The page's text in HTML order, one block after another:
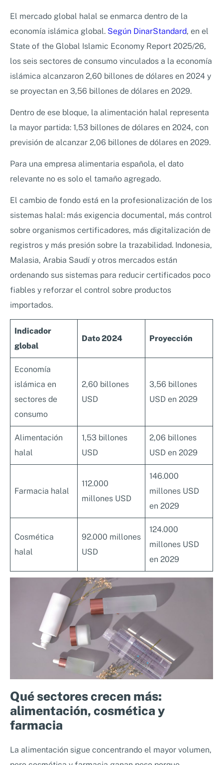
El mercado global halal se enmarca dentro de la
economía islámica global. Según DinarStandard, en el
State of the Global Islamic Economy Report 2025/26,
los seis sectores de consumo vinculados a la economía
islámica alcanzaron 2,60 billones de dólares en 2024 y
se proyectan en 3,56 billones de dólares en 2029.
Dentro de ese bloque, la alimentación halal representa
la mayor partida: 1,53 billones de dólares en 2024, con
previsión de alcanzar 2,06 billones de dólares en 2029.
Para una empresa alimentaria española, el dato
relevante no es solo el tamaño agregado.
El cambio de fondo está en la profesionalización de los
sistemas halal: más exigencia documental, más control
sobre organismos certificadores, más digitalización de
registros y más presión sobre la trazabilidad. Indonesia,
Malasia, Arabia Saudí y otros mercados están
ordenando sus sistemas para reducir certificados poco
fiables y reforzar el control sobre productos
importados.
Indicador
global
Dato 2024 Proyección
Economía
islámica en
sectores de
consumo
2,60 billones
USD
3,56 billones
USD en 2029
Alimentación
halal
1,53 billones
USD
2,06 billones
USD en 2029
Farmacia halal
112.000
millones USD
146.000
millones USD
en 2029
Cosmética
halal
92.000 millones
USD
124.000
millones USD
en 2029
Qué sectores crecen más:
alimentación, cosmética y
farmacia
La alimentación sigue concentrando el mayor volumen,